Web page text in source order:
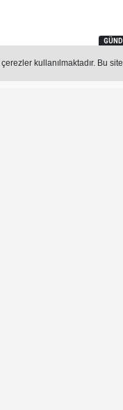
kullanılmaktadır. Bu